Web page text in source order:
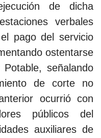
de dicha
verbales
pago del servicio
ostentarse
señalando
de corte no
ocurrió con
públicos del
auxiliares de